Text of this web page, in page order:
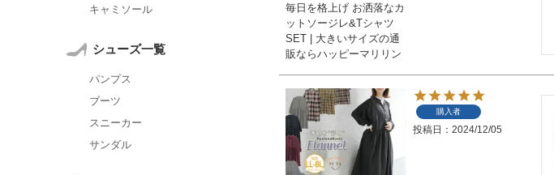
キャミソール
シューズ一覧
パンプス
ブーツ
スニーカー
サンダル
毎日を格上げ お洒落なカ
ットソージレ&Tシャツ
SET | 大きいサイズの通
販ならハッピーマリリン
購入者
投稿日 2024/12/05